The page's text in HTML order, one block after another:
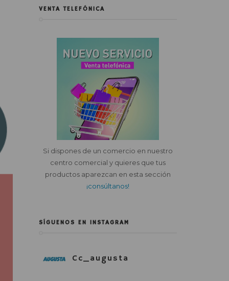
VENTA TELEFÓNICA
Si dispones de un comercio en nuestro
centro comercial y quieres que tus
productos aparezcan en esta sección
¡consúltanos!
SÍGUENOS EN INSTAGRAM
Cc_augusta